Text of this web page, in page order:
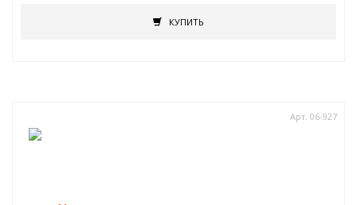
КУПИТЬ
Арт. 06-927